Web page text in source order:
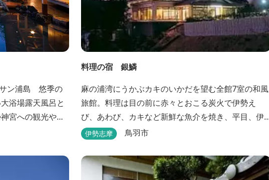
ン浦島 悠季の
浴場露天風呂と
志摩の温泉旅行
「和みの湯」が
料理の宿 銀鱗
麻の浦湾にうかぶカキのいかだを望む全館7室の和風
旅館。料理は目の前に赤々とおこる炭火で伊勢え
び、あわび、カキなど新鮮な魚介を焼き、平目、伊
勢えび、サザエなどの舟盛り、煮物、揚げ物などの
伊勢志摩 鳥羽市